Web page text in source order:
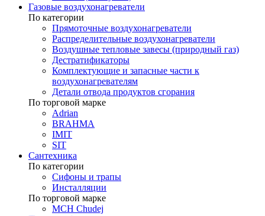
Газовые воздухонагреватели
По категории
Прямоточные воздухонагреватели
Распределительные воздухонагреватели
Воздушные тепловые завесы (природный газ)
Дестратификаторы
Комплектующие и запасные части к
воздухонагревателям
Детали отвода продуктов сгорания
По торговой марке
Adrian
BRAHMA
IMIT
SIT
Сантехника
По категории
Сифоны и трапы
Инсталляции
По торговой марке
MCH Chudej